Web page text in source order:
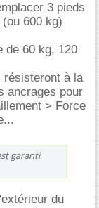
3 pieds
600 kg)
de 60 kg, 120
résisteront à la
ancrages pour
> Force
garanti
du